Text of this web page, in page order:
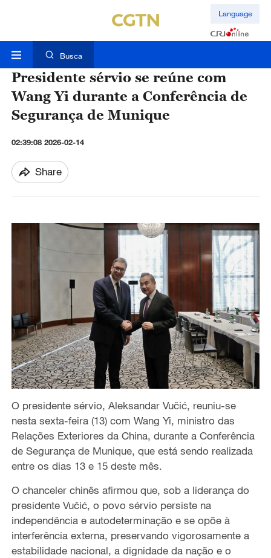
Language
Busca
Presidente sérvio se reúne com
Wang Yi durante a Conferência de
Segurança de Munique
02:39:08 2026-02-14
Share
O presidente sérvio, Aleksandar Vučić, reuniu-se
nesta sexta-feira (13) com Wang Yi, ministro das
Relações Exteriores da China, durante a Conferência
de Segurança de Munique, que está sendo realizada
entre os dias 13 e 15 deste mês.
O chanceler chinês afirmou que, sob a liderança do
presidente Vučić, o povo sérvio persiste na
independência e autodeterminação e se opõe à
interferência externa, preservando vigorosamente a
estabilidade nacional, a dignidade da nação e o